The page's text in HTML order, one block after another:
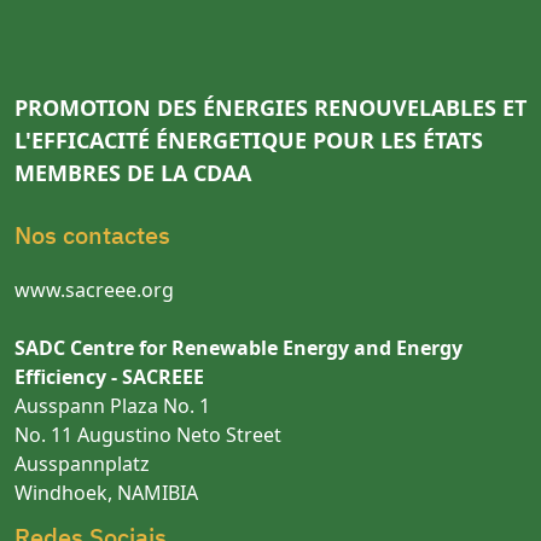
PROMOTION DES ÉNERGIES RENOUVELABLES ET
L'EFFICACITÉ ÉNERGETIQUE POUR LES ÉTATS
MEMBRES DE LA CDAA
Nos contactes
www.sacreee.org
SADC Centre for Renewable Energy and Energy
Efficiency - SACREEE
Ausspann Plaza No. 1
No. 11 Augustino Neto Street
Ausspannplatz
Windhoek, NAMIBIA